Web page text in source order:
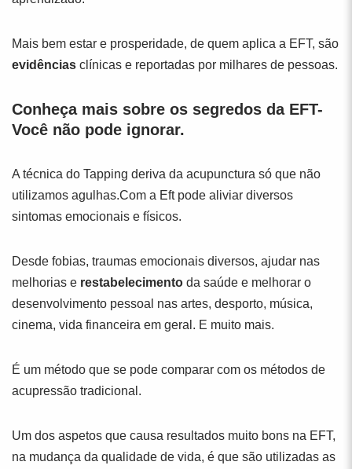
Mais bem estar e prosperidade, de quem aplica a EFT, são
evidências clínicas e reportadas por milhares de pessoas.
Conheça mais sobre os segredos da EFT-
Você não pode ignorar.
A técnica do Tapping deriva da acupunctura só que não
utilizamos agulhas.Com a Eft pode aliviar diversos
sintomas emocionais e físicos.
Desde fobias, traumas emocionais diversos, ajudar nas
melhorias e restabelecimento da saúde e melhorar o
desenvolvimento pessoal nas artes, desporto, música,
cinema, vida financeira em geral. E muito mais.
É um método que se pode comparar com os métodos de
acupressão tradicional.
Um dos aspetos que causa resultados muito bons na EFT,
na mudança da qualidade de vida, é que são utilizadas as